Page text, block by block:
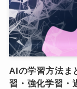
AIの学習方法
習・強化学習・